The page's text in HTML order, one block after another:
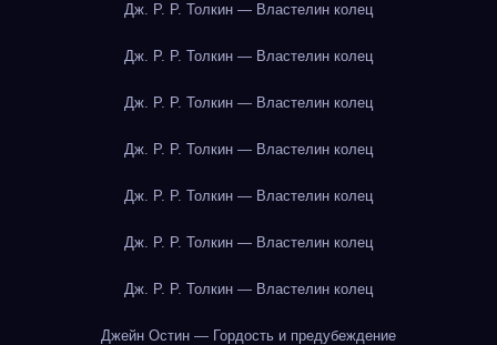
Дж. Р. Р. Толкин — Властелин колец
Дж. Р. Р. Толкин — Властелин колец
Дж. Р. Р. Толкин — Властелин колец
Дж. Р. Р. Толкин — Властелин колец
Дж. Р. Р. Толкин — Властелин колец
Дж. Р. Р. Толкин — Властелин колец
Дж. Р. Р. Толкин — Властелин колец
Джейн Остин — Гордость и предубеждение